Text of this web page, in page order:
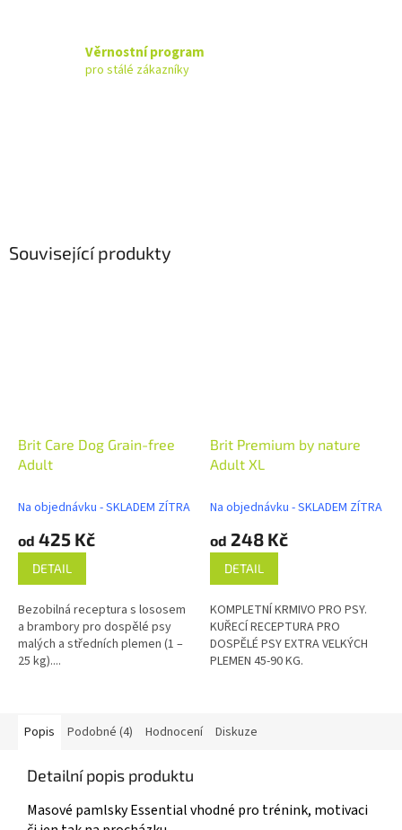
Věrnostní program
pro stálé zákazníky
Související produkty
Brit Care Dog Grain-free
Adult
Na objednávku - SKLADEM ZÍTRA
od 425 Kč
DETAIL
Bezobilná receptura s lososem
a brambory pro dospělé psy
malých a středních plemen (1 –
25 kg)....
Brit Premium by nature
Adult XL
Na objednávku - SKLADEM ZÍTRA
od 248 Kč
DETAIL
KOMPLETNÍ KRMIVO PRO PSY.
KUŘECÍ RECEPTURA PRO
DOSPĚLÉ PSY EXTRA VELKÝCH
PLEMEN 45-90 KG.
Popis Podobné (4) Hodnocení Diskuze
Detailní popis produktu
Masové pamlsky Essential vhodné pro trénink, motivaci